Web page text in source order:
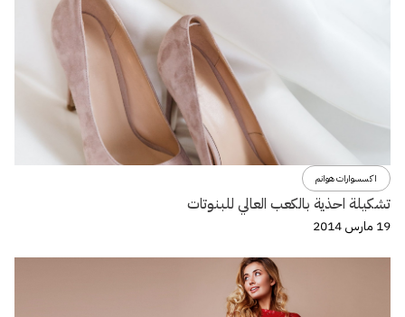
اكسسوارات هوانم
تشكيلة احذية بالكعب العالي للبنوتات
19 مارس 2014